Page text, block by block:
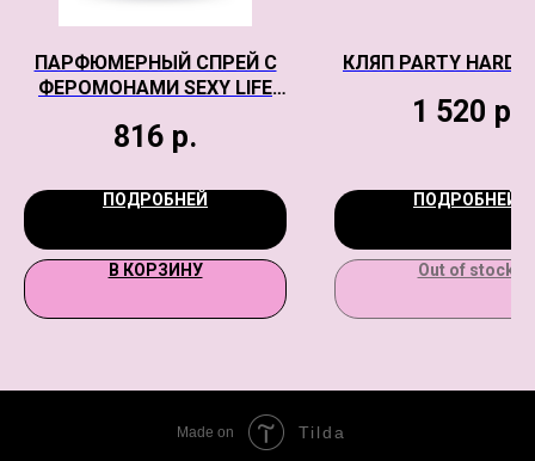
ПАРФЮМЕРНЫЙ СПРЕЙ С
ФЕРОМОНАМИ SEXY LIFE
АРОМАТА 212 SEXY,
816 р.
ПОДРОБНЕЙ
В КОРЗИНУ
КЛЯП PARTY HARD
1 520 р.
ПОДРОБНЕЙ
Out of stock
Made on Tilda